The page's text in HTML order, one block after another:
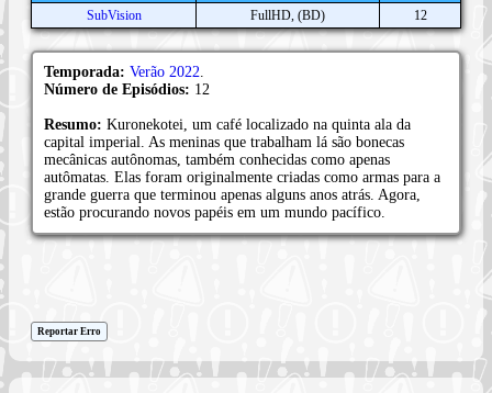
SubVision
FullHD, (BD) 12
Temporada: Verão 2022
Número de Episódios: 12
Resumo: Kuronekotei, um café localizado na quinta ala da
capital imperial. As meninas que trabalham lá são bonecas
mecânicas autônomas, também conhecidas como apenas
autômatas. Elas foram originalmente criadas como armas para a
grande guerra que terminou apenas alguns anos atrás. Agora,
estão procurando novos papéis em um mundo pacífico.
Reportar Erro